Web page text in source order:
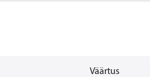
Väärtus